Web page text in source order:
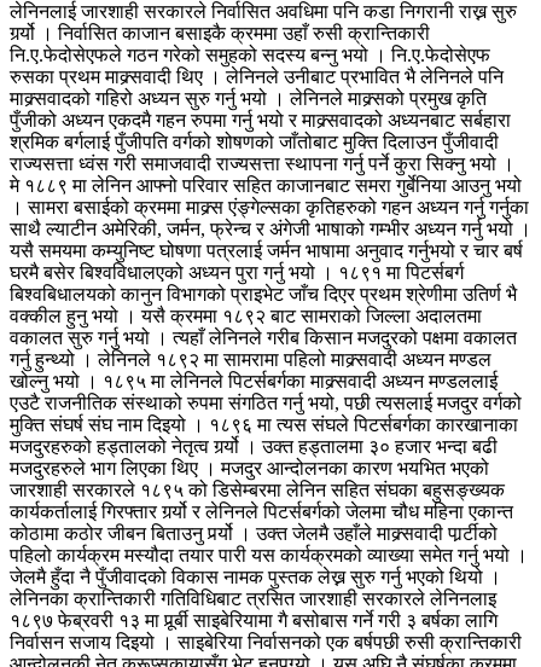
लेनिनलाई जारशाही सरकारले निर्वासित अवधिमा पनि कडा निगरानी राख्न सुरु
गर्र्यो । निर्वासित काजान बसाइकै क्रममा उहाँ रुसी क्रान्तिकारी
नि.ए.फेदोसेएफले गठन गरेको समुहको सदस्य बन्नु भयो । नि.ए.फेदोसेएफ
रुसका प्रथम माक्र्सवादी थिए । लेनिनले उनीबाट प्रभावित भै लेनिनले पनि
माक्र्सवादको गहिरो अध्यन सुरु गर्नु भयो । लेनिनले माक्र्सको प्रमुख कृति
पुँजीको अध्यन एकदमै गहन रुपमा गर्नु भयो र माक्र्सवादको अध्यनबाट सर्बहारा
श्रमिक बर्गलाई पुँजीपति वर्गको शोषणको जाँतोबाट मुक्ति दिलाउन पुँजीवादी
राज्यसत्ता ध्वंस गरी समाजवादी राज्यसत्ता स्थापना गर्नु पर्ने कुरा सिक्नु भयो ।
मे १८८९ मा लेनिन आफ्नो परिवार सहित काजानबाट समरा गुर्बेनिया आउनु भयो
। सामरा बसाईको क्रममा माक्र्स एंङ्गेल्सका कृतिहरुको गहन अध्यन गर्नु गर्नुका
साथै ल्याटीन अमेरिकी, जर्मन, फ्रेन्च र अंगेजी भाषाको गम्भीर अध्यन गर्नु भयो ।
यसै समयमा कम्युनिष्ट घोषणा पत्रलाई जर्मन भाषामा अनुवाद गर्नुभयो र चार बर्ष
घरमै बसेर बिश्वविधालएको अध्यन पुरा गर्नु भयो । १८९१ मा पिटर्सबर्ग
बिश्वबिधालयको कानुन विभागको प्राइभेट जाँच दिएर प्रथम श्रेणीमा उतिर्ण भै
वक्कील हुनु भयो । यसै क्रममा १८९२ बाट सामराको जिल्ला अदालतमा
वकालत सुरु गर्नु भयो । त्यहाँ लेनिनले गरीब किसान मजदुरको पक्षमा वकालत
गर्नु हुन्थ्यो । लेनिनले १८९२ मा सामरामा पहिलो माक्र्सवादी अध्यन मण्डल
खोल्नु भयो । १८९५ मा लेनिनले पिटर्सबर्गका माक्र्सवादी अध्यन मण्डललाई
एउटै राजनीतिक संस्थाको रुपमा संगठित गर्नु भयो, पछी त्यसलाई मजदुर वर्गको
मुक्ति संघर्ष संघ नाम दिइयो । १८९६ मा त्यस संघले पिटर्सबर्गका कारखानाका
मजदुरहरुको हड्तालको नेतृत्व गर्र्यो । उक्त हड्तालमा ३० हजार भन्दा बढी
मजदुरहरुले भाग लिएका थिए । मजदुर आन्दोलनका कारण भयभित भएको
जारशाही सरकारले १८९५ को डिसेम्बरमा लेनिन सहित संघका बहुसङ्ख्यक
कार्यकर्तालाई गिरफ्तार गर्र्यो र लेनिनले पिटर्सबर्गको जेलमा चौध महिना एकान्त
कोठामा कठोर जीबन बिताउनु पर्र्यो । उक्त जेलमै उहाँले माक्र्सवादी पार्र्टीको
पहिलो कार्यक्रम मस्यौदा तयार पारी यस कार्यक्रमको व्याख्या समेत गर्नु भयो ।
जेलमै हुँदा नै पुँजीवादको विकास नामक पुस्तक लेख्न सुरु गर्नु भएको थियो ।
लेनिनका क्रान्तिकारी गतिविधिबाट त्रसित जारशाही सरकारले लेनिनलाइ
१८९७ फेब्रवरी १३ मा पूर्र्बी साइबेरियामा गै बसोबास गर्ने गरी ३ बर्षका लागि
निर्वासन सजाय दिइयो । साइबेरिया निर्वासनको एक बर्षपछी रुसी क्रान्तिकारी